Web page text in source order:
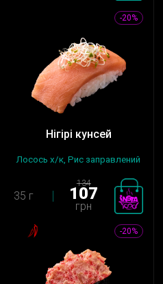
-20%
Нігірі кунсей
Лосось х/к, Рис заправлений
35 г
134
107
грн
-20%